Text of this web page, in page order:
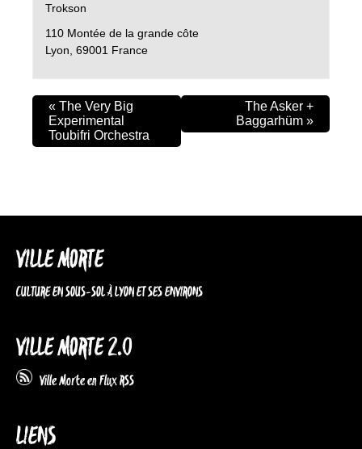
Trokson
110 Montée de la grande côte
Lyon 69001 France
« The Very Big
Experimental
Toubifri Orchestra
The Asker +
Baggarhüm »
VILLE MORTE
CULTURE EN SOUS-SOL À LYON ET SES ENVIRONS
VILLE MORTE 2.0
Ville Morte en Flux RSS
LIENS